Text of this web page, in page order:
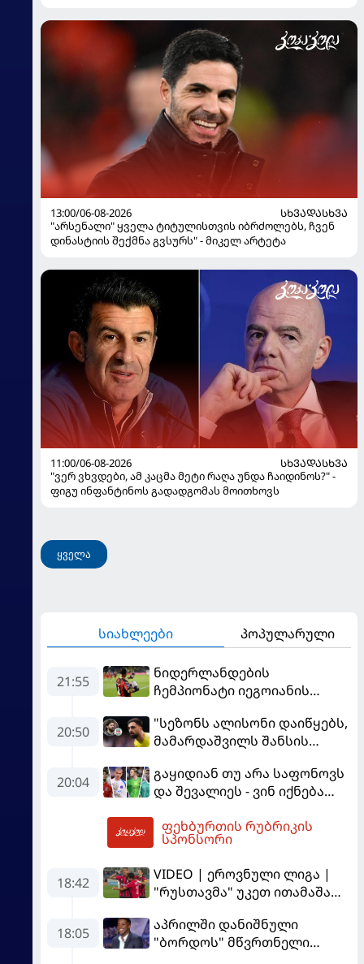
13:00/06-08-2026
ᲡᲮᲕᲐᲓᲐᲡᲮᲕᲐ
"არსენალი" ყველა ტიტულისთვის იბრძოლებს, ჩვენ
დინასტიის შექმნა გვსურს" - მიკელ არტეტა
11:00/06-08-2026
ᲡᲮᲕᲐᲓᲐᲡᲮᲕᲐ
"ვერ ვხვდები, ამ კაცმა მეტი რაღა უნდა ჩაიდინოს?" -
ფიგუ ინფანტინოს გადადგომას მოითხოვს
ყველა
სიახლეები პოპულარული
21:55
ნიდერლანდების
ჩემპიონატი იეგოიანის
MVP გახდა
20:50
"სეზონს ალისონი დაიწყებს,
მამარდაშვილს შანსის
მოთმინება სჭირდება,
რომელსაც 100%-ით
"ლივერპულის" ყოფილმა
მეკარემ
20:04
გაყიდიან თუ არა საფონოვს
და შევალიეს - ვინ იქნება
ფეხბურთის რუბრიკის
სპონსორი
18:42
VIDEO | ეროვნული ლიგა |
"რუსთავმა" უკეთ ითამაშა
მოიგო, "ტორპედომ" გვიან
გაიღვიძა...
18:05
აპრილში დანიშნული
"ბორდოს" მწვრთნელი